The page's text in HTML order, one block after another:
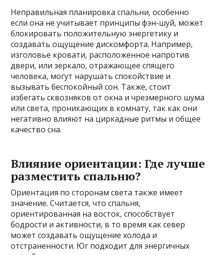
Неправильная планировка спальни‚ особенно
если она не учитывает принципы фэн-шуй‚ может
блокировать положительную энергетику и
создавать ощущение дискомфорта. Например‚
изголовье кровати‚ расположенное напротив
двери‚ или зеркало‚ отражающее спящего
человека‚ могут нарушать спокойствие и
вызывать беспокойный сон. Также‚ стоит
избегать сквозняков от окна и чрезмерного шума
или света‚ проникающих в комнату‚ так как они
негативно влияют на циркадные ритмы и общее
качество сна.
Влияние ориентации: Где лучше
разместить спальню?
Ориентация по сторонам света также имеет
значение. Считается‚ что спальня‚
ориентированная на восток‚ способствует
бодрости и активности‚ в то время как север
может создавать ощущение холода и
отстраненности. Юг подходит для энергичных